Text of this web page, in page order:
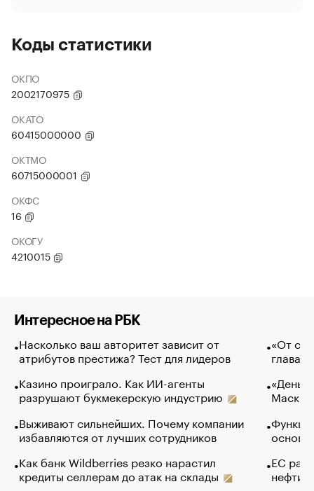
Коды статистики
ОКПО
2002170975
ОКАТО
60415000000
ОКТМО
60715000001
ОКФС
16
ОКОГУ
4210015
Интересное на РБК
Насколько ваш авторитет зависит от
атрибутов престижа? Тест для лидеров
Казино проиграло. Как ИИ-агенты
разрушают букмекерскую индустрию
Выживают сильнейших. Почему компании
избавляются от лучших сотрудников
Как банк Wildberries резко нарастил
кредиты селлерам до атак на склады
«От
глава
Маск в
основ
ЕС
нефти